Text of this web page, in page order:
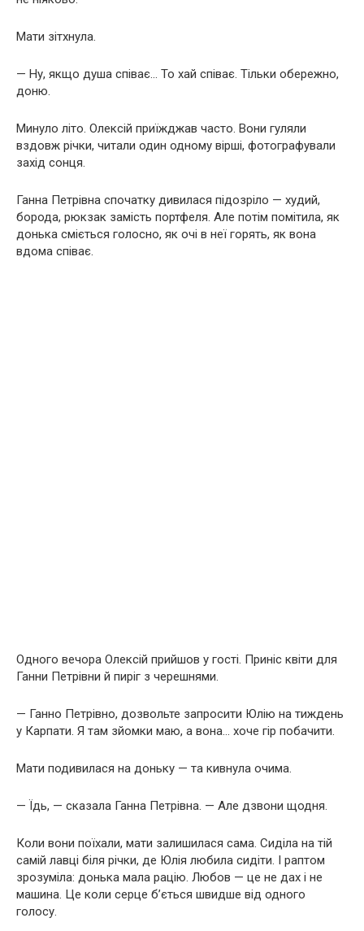
Мати зітхнула.
— Ну, якщо душа співає… То хай співає. Тільки обережно,
доню.
Минуло літо. Олексій приїжджав часто. Вони гуляли
вздовж річки, читали один одному вірші, фотографували
захід сонця.
Ганна Петрівна спочатку дивилася підозріло — худий,
борода, рюкзак замість портфеля. Але потім помітила, як
донька сміється голосно, як очі в неї горять, як вона
вдома співає.
Одного вечора Олексій прийшов у гості. Приніс квіти для
Ганни Петрівни й пиріг з черешнями.
— Ганно Петрівно, дозвольте запросити Юлію на тиждень
у Карпати. Я там зйомки маю, а вона… хоче гір побачити.
Мати подивилася на доньку — та кивнула очима.
— Їдь, — сказала Ганна Петрівна. — Але дзвони щодня.
Коли вони поїхали, мати залишилася сама. Сиділа на тій
самій лавці біля річки, де Юлія любила сидіти. І раптом
зрозуміла: донька мала рацію. Любов — це не дах і не
машина. Це коли серце б’ється швидше від одного
голосу.